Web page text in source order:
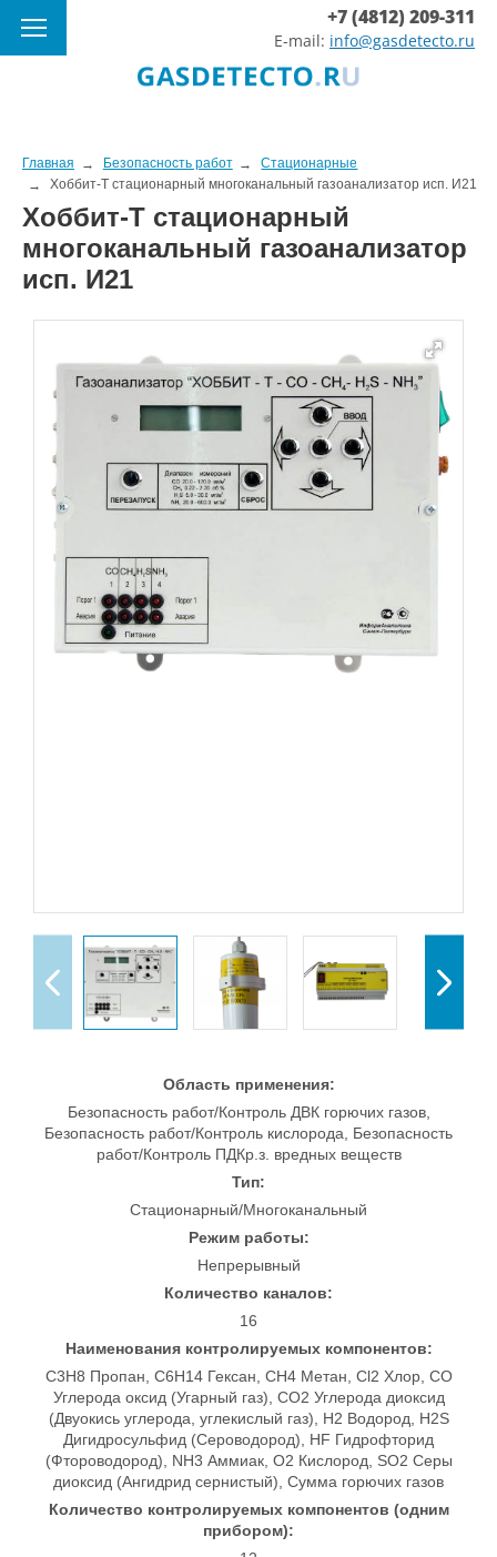
+7 (4812) 209-311
E-mail: info@gasdetecto.ru
Главная Безопасность работ
Стационарные
Хоббит-Т стационарный многоканальный газоанализатор исп. И21
Хоббит-Т стационарный
многоканальный газоанализатор
исп. И21
Область применения:
Безопасность работ/Контроль ДВК горючих газов,
Безопасность работ/Контроль кислорода, Безопасность
работ/Контроль ПДКр.з. вредных веществ
Тип:
Стационарный/Многоканальный
Режим работы:
Непрерывный
Количество каналов:
16
Наименования контролируемых компонентов:
C3H8 Пропан, C6H14 Гексан, CH4 Метан, Cl2 Хлор, CO
Углерода оксид (Угарный газ), CO2 Углерода диоксид
(Двуокись углерода, углекислый газ), H2 Водород, H2S
Дигидросульфид (Сероводород), HF Гидрофторид
(Фтороводород), NH3 Аммиак, O2 Кислород, SO2 Серы
диоксид (Ангидрид сернистый), Сумма горючих газов
Количество контролируемых компонентов (одним
прибором):